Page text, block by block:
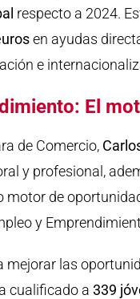
respecto a 2024.
en ayudas
e
El
de Comercio,
y profesional,
de
y
mejorar las
cualificado a 339